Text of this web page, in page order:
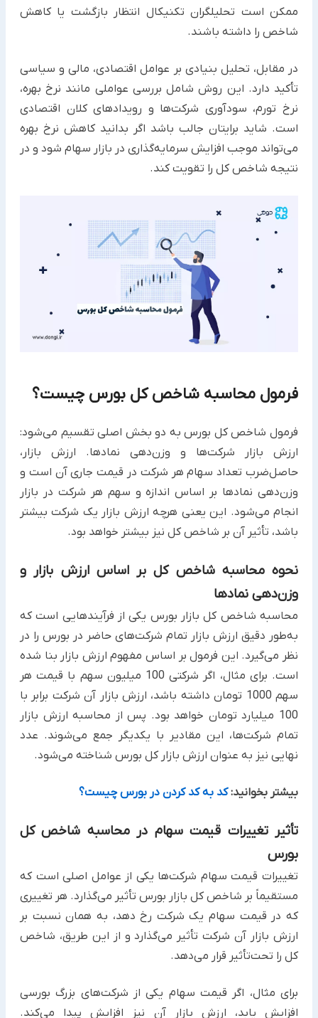
ممکن است تحلیلگران تکنیکال انتظار بازگشت یا کاهش
شاخص را داشته باشند.
در مقابل، تحلیل بنیادی بر عوامل اقتصادی، مالی و سیاسی
تأکید دارد. این روش شامل بررسی عواملی مانند نرخ بهره،
نرخ تورم، سودآوری شرکت‌ها و رویدادهای کلان اقتصادی
است. شاید برایتان جالب باشد اگر بدانید کاهش نرخ بهره
می‌تواند موجب افزایش سرمایه‌گذاری در بازار سهام شود و در
نتیجه شاخص کل را تقویت کند.
فرمول محاسبه شاخص کل بورس چیست؟
فرمول شاخص کل بورس به دو بخش اصلی تقسیم می‌شود:
ارزش بازار شرکت‌ها و وزن‌دهی نمادها. ارزش بازار،
حاصل‌ضرب تعداد سهام هر شرکت در قیمت جاری آن است و
وزن‌دهی نمادها بر اساس اندازه و سهم هر شرکت در بازار
انجام می‌شود. این یعنی هرچه ارزش بازار یک شرکت بیشتر
باشد، تأثیر آن بر شاخص کل نیز بیشتر خواهد بود.
نحوه محاسبه شاخص کل بر اساس ارزش بازار و
وزن‌دهی نمادها
محاسبه شاخص کل بازار بورس یکی از فرآیندهایی است که
به‌طور دقیق ارزش بازار تمام شرکت‌های حاضر در بورس را در
نظر می‌گیرد. این فرمول بر اساس مفهوم ارزش بازار بنا شده
است. برای مثال، اگر شرکتی 100 میلیون سهم با قیمت هر
سهم 1000 تومان داشته باشد، ارزش بازار آن شرکت برابر با
100 میلیارد تومان خواهد بود. پس از محاسبه ارزش بازار
تمام شرکت‌ها، این مقادیر با یکدیگر جمع می‌شوند. عدد
نهایی نیز به عنوان ارزش بازار کل بورس شناخته می‌شود.
بیشتر بخوانید:کد به کد کردن در بورس چیست؟
تأثیر تغییرات قیمت سهام در محاسبه شاخص کل
بورس
تغییرات قیمت سهام شرکت‌ها یکی از عوامل اصلی است که
مستقیماً بر شاخص کل بازار بورس تأثیر می‌گذارد. هر تغییری
که در قیمت سهام یک شرکت رخ دهد، به همان نسبت بر
ارزش بازار آن شرکت تأثیر می‌گذارد و از این طریق، شاخص
کل را تحت‌تأثیر قرار می‌دهد.
برای مثال، اگر قیمت سهام یکی از شرکت‌های بزرگ بورسی
افزایش یابد، ارزش بازار آن نیز افزایش پیدا می‌کند.